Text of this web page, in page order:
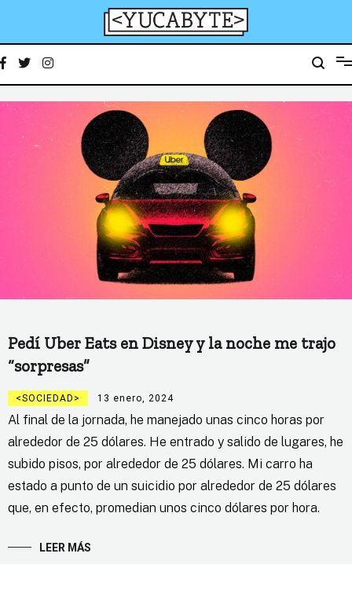
YucaByte
Pedí Uber Eats en Disney y la noche me trajo
“sorpresas”
SOCIEDAD 13 enero, 2024
Al final de la jornada, he manejado unas cinco horas por
alrededor de 25 dólares. He entrado y salido de lugares, he
subido pisos, por alrededor de 25 dólares. Mi carro ha
estado a punto de un suicidio por alrededor de 25 dólares
que, en efecto, promedian unos cinco dólares por hora.
LEER MÁS